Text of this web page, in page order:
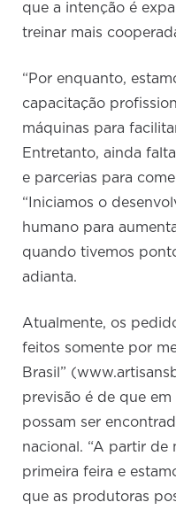
que a intenção é
treinar mais
“Por enquanto,
capacitação
máquinas para
Entretanto, ainda
e parcerias para
“Iniciamos o
humano para
quando tivemos
adianta.
Atualmente, os
feitos somente por
Brasil”
previsão é de que
possam ser
nacional. “A partir de
primeira feira e
que as produtoras